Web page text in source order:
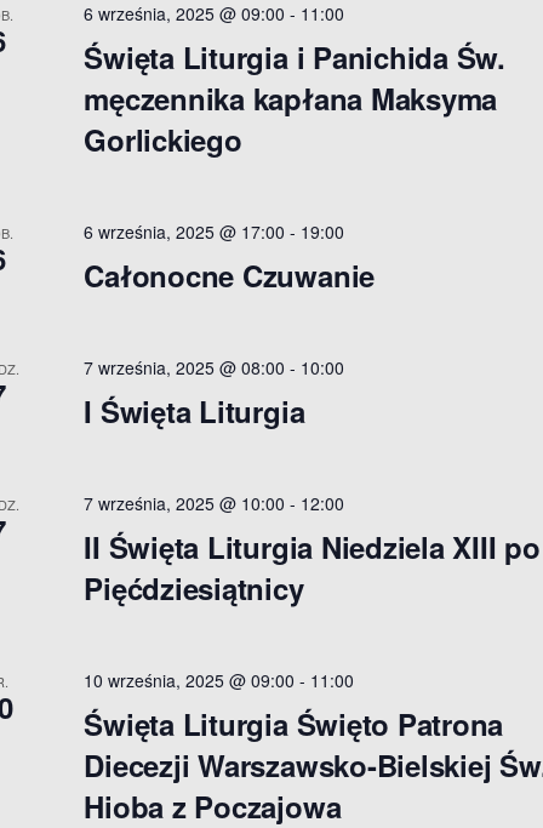
6 września, 2025 @ 09:00 - 11:00
Święta Liturgia i Panichida Św.
męczennika kapłana Maksyma
Gorlickiego
6 września, 2025 @ 17:00 - 19:00
Całonocne Czuwanie
7 września, 2025 @ 08:00 - 10:00
I Święta Liturgia
7 września, 2025 @ 10:00 - 12:00
II Święta Liturgia Niedziela XIII po
Pięćdziesiątnicy
10 września, 2025 @ 09:00 - 11:00
Święta Liturgia Święto Patrona
Diecezji Warszawsko-Bielskiej
Hioba z Poczajowa